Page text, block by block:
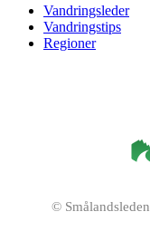
Vandringsleder
Vandringstips
Regioner
© Smålandsleden